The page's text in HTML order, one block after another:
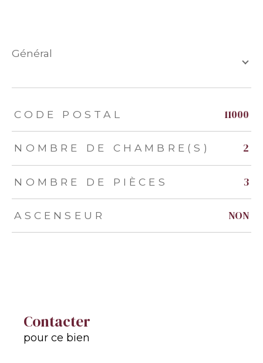
général
TRAD_ZEPHYR_Caracteristique TRAD_ZEPHYR_Valeurs
CODE POSTAL 11000
NOMBRE DE CHAMBRE(S) 2
NOMBRE DE PIÈCES 3
ASCENSEUR NON
Contacter
pour ce bien